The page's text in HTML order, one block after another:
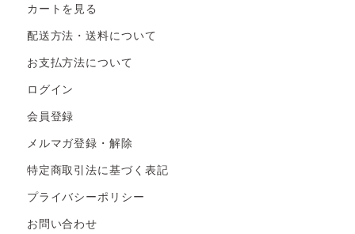
カートを見る
配送方法・送料について
お支払方法について
ログイン
会員登録
メルマガ登録・解除
特定商取引法に基づく表記
プライバシーポリシー
お問い合わせ